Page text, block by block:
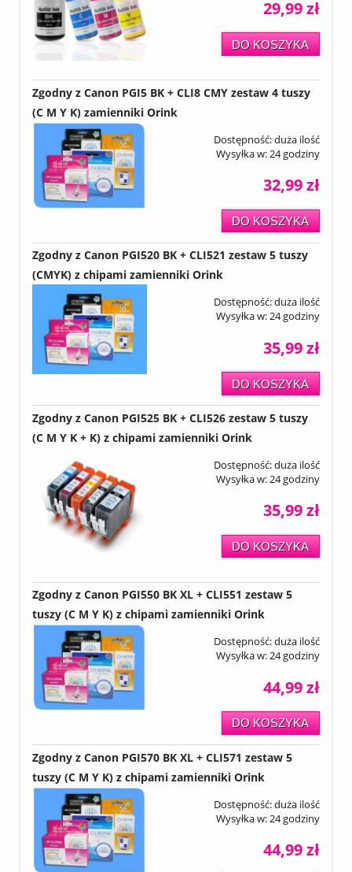
29,99 zł
DO KOSZYKA
Zgodny z Canon PGI5 BK + CLI8 CMY zestaw 4 tuszy
(C M Y K) zamienniki Orink
Dostępność:duża ilość
Wysyłka w:24 godziny
32,99 zł
DO KOSZYKA
Zgodny z Canon PGI520 BK + CLI521 zestaw 5 tuszy
(CMYK) z chipami zamienniki Orink
Dostępność:duża ilość
Wysyłka w:24 godziny
35,99 zł
DO KOSZYKA
Zgodny z Canon PGI525 BK + CLI526 zestaw 5 tuszy
(C M Y K + K) z chipami zamienniki Orink
Dostępność:duża ilość
Wysyłka w:24 godziny
35,99 zł
DO KOSZYKA
Zgodny z Canon PGI550 BK XL + CLI551 zestaw 5
tuszy (C M Y K) z chipami zamienniki Orink
Dostępność:duża ilość
Wysyłka w:24 godziny
44,99 zł
DO KOSZYKA
Zgodny z Canon PGI570 BK XL + CLI571 zestaw 5
tuszy (C M Y K) z chipami zamienniki Orink
Dostępność:duża ilość
Wysyłka w:24 godziny
44,99 zł